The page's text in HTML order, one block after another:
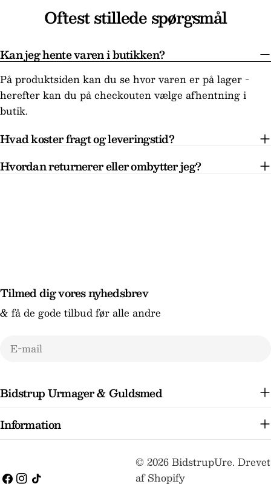
Oftest stillede spørgsmål
Kan jeg hente varen i butikken?
På produktsiden kan du se hvor varen er på lager -
herefter kan du på checkouten vælge afhentning i
butik.
Hvad koster fragt og leveringstid?
Hvordan returnerer eller ombytter jeg?
Bidstrup Urmager & Guldsmed
Information
Tilmed dig vores nyhedsbrev
& få de gode tilbud før alle andre
E-
Facebook
Instagram
TikTok
© 2026BidstrupUre. Drevet
af Shopify
Betalingsmetoder